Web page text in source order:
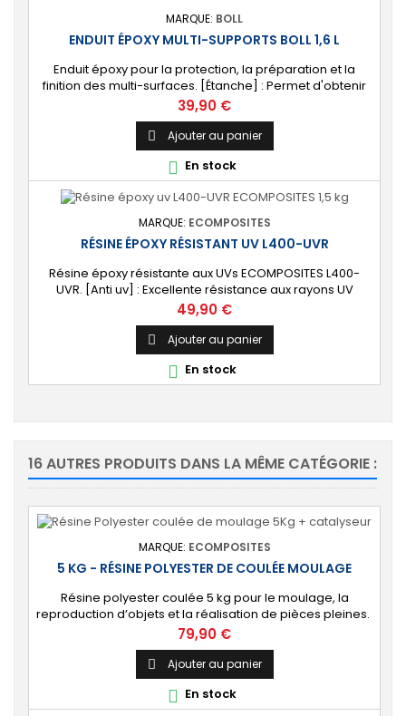
MARQUE: BOLL
ENDUIT ÉPOXY MULTI-SUPPORTS BOLL 1,6 L
Enduit époxy pour la protection, la préparation et la
finition des multi-surfaces. [Étanche] : Permet d'obtenir
une surface étanche et résistante aux chocs.
[Préparation] : Fait office de primaire pour les couches
suivantes. Livré avec son durcisseur.
Prix
39,90 €
 Ajouter au panier
 En stock
MARQUE: ECOMPOSITES
RÉSINE ÉPOXY RÉSISTANT UV L400-UVR
Résine époxy résistante aux UVs ECOMPOSITES L400-
UVR. [Anti uv] : Excellente résistance aux rayons UV
(stabilisée HALS anti jaunissement). [Universelle] :
Convient pour utilisation avec fibre de verre et tissu,
mastic, colle, coulée d'1 cm. Bi-composant livré avec son
durcisseur.
Prix
49,90 €
 Ajouter au panier
 En stock
16 AUTRES PRODUITS DANS LA MÊME CATÉGORIE :
MARQUE: ECOMPOSITES
5 KG - RÉSINE POLYESTER DE COULÉE MOULAGE
Résine polyester coulée 5 kg pour le moulage, la
reproduction d’objets et la réalisation de pièces pleines.
⚙️ [Polyvalente] Permet diverses applications de
moulage et de coulage en masse pour la fabrication
d’objets d’art et le loisir créatif : bijoux, figurine, buste,
statue, plan de travail, vasque, décoration, sculpture,
etc. 🔝 [Facile à utiliser]...
Prix
79,90 €
 Ajouter au panier
 En stock